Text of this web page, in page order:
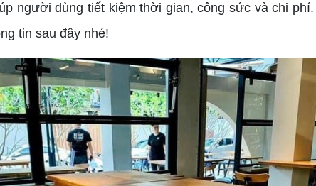
người dùng tiết kiệm thời gian, công sức và chi
tin sau đây nhé!